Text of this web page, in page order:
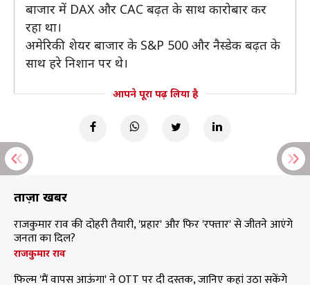
बाजार में DAX और CAC बढ़त के साथ कारोबार कर
रहा था।
अमेरिकी शेयर बाजार के S&P 500 और नैस्डेक बढ़त के
साथ हरे निशान पर थे।
आपने पूरा पढ़ लिया है
ताज़ा खबरें
राजकुमार राव की दोहरी तैयारी, 'प्रहार' और फिर 'रफ्तार' से जीतने आएंगे
जनता का दिल?
राजकुमार राव
फिल्म 'मैं वापस आऊंगा' ने OTT पर दी दस्तक, जानिए कहां उठा सकेंगे